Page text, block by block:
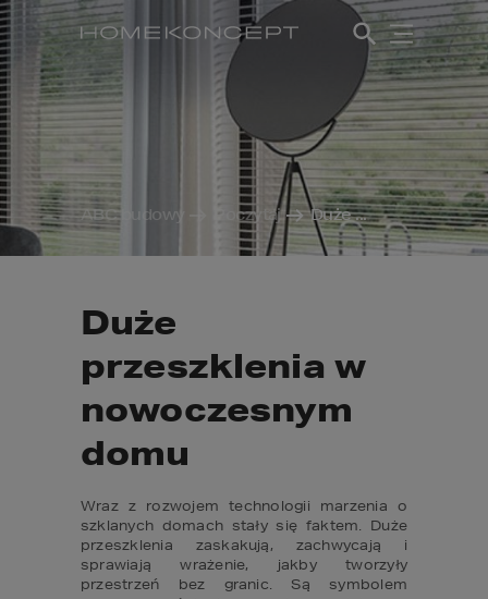
ABC budowy Poczytaj Duże ...
Duże
przeszklenia w
nowoczesnym
domu
Wraz z rozwojem technologii marzenia o
szklanych domach stały się faktem. Duże
przeszklenia zaskakują, zachwycają i
sprawiają wrażenie, jakby tworzyły
przestrzeń bez granic. Są symbolem